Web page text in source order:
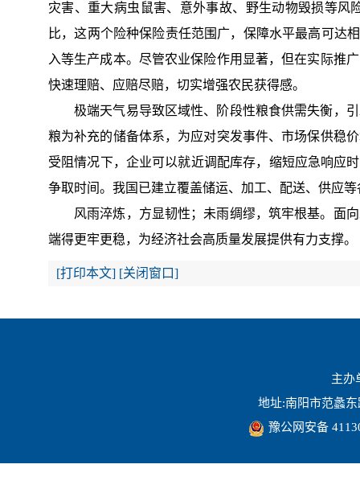
灾害、重大病虫鼠害、意外事故、野生动物毁损等
比，这两个险种保险责任范围广，保障水平最高可达
入等生产成本。尽管农业保险作用显著，但在实际推
快速理赔、应赔尽赔，切实增强农民获得感。
极端天气易导致区域性、阶段性粮食供需失衡，
粮为补充的储备体系，为应对突发事件、市场保供稳
受阻情况下，企业可以就近调配库存，缩短应急响应
争取时间。我国已建立覆盖储运、加工、配送、供应
风雨淬炼，方显韧性；未雨绸缪，筑牢根基。面
端得更牢更稳，为经济社会高质量发展提供有力支撑
[打印本文] [关闭窗口]
主办
地址:南阳市范蠡
豫公网安备